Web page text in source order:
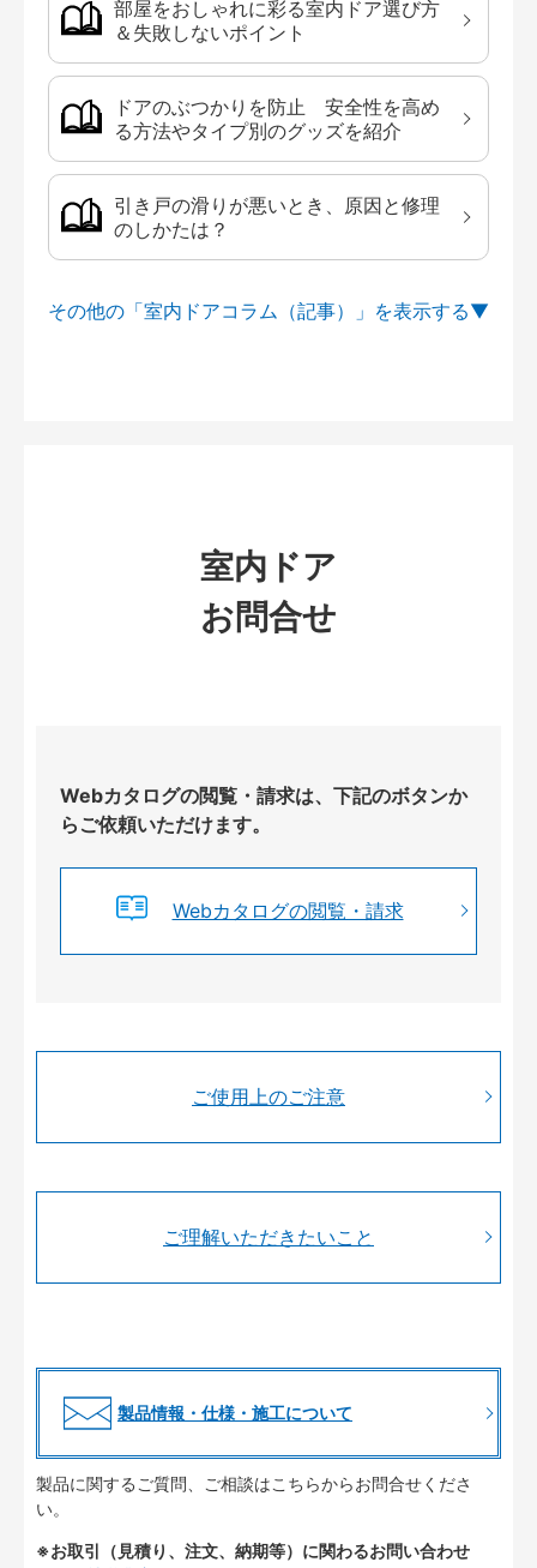
部屋をおしゃれに彩る室内ドア選び方
＆失敗しないポイント
ドアのぶつかりを防止 安全性を高め
る方法やタイプ別のグッズを紹介
引き戸の滑りが悪いとき、原因と修理
のしかたは？
その他の「室内ドアコラム（記事）」を
室内ドア
お問合せ
Webカタログの閲覧・請求は、下記のボタンか
らご依頼いただけます。
Webカタログの閲覧・請求
ご使用上のご注意
ご理解いただきたいこと
製品情報・仕様・施工について
製品に関するご質問、ご相談はこちらからお問合せくださ
い。
※お取引（見積り、注文、納期等）に関わるお問い合わせ